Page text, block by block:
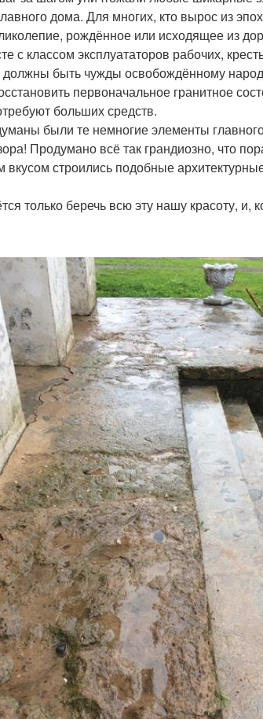
дома. Для многих, кто вырос из
рождённое или исходящее из
с классом эксплуататоров рабочих,
быть чужды освобождённому
первоначальное гранитное
больших средств.
были те немногие элементы
Продумано всё так грандиозно, что
строились подобные
только беречь всю эту нашу красоту,